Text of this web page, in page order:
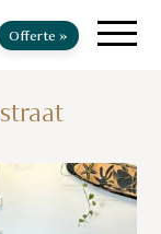
Offerte »